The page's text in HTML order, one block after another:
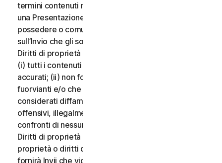
termini contenuti nel presente documento. Fornendo
una Presentazione, l’Utente dichiara e garantisce di
possedere o comunque controllare tutti i diritti
sull’Invio che gli sono necessari per fornirlo, inclusi i
Diritti di proprietà intellettuale. L’Utente accetta che:
(i) tutti i contenuti dei propri Invii devono essere
accurati; (ii) non fornirà Invii ritenuti falsi, inesatti o
fuorvianti e/o che possano essere ragionevolmente
considerati diffamatori, calunniosi, deprecabili,
offensivi, illegalmente intimidatori o molesti nei
confronti di nessuno; (iii) non fornirà Invii che violano i
Diritti di proprietà intellettuale di terzi o altri diritti di
proprietà o diritti di pubblicità o privacy; (iv) non
fornirà Invii che violano qualsiasi legge, statuto,